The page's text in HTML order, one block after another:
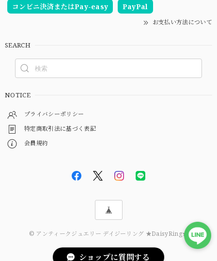
コンビニ決済またはPay-easy PayPal
お支払い方法について
SEARCH
NOTICE
プライバシーポリシー
特定商取引法に基づく表記
会員規約
© アンティークジュエリー デイジーリング ★DaisyRing★
ショップに質問する